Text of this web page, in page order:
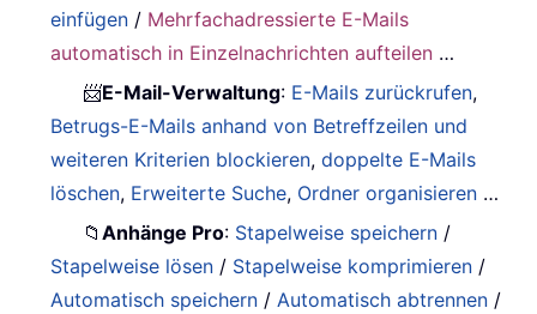
einfügen / Mehrfachadressierte E-Mails
automatisch in Einzelnachrichten aufteilen …
📨E-Mail-Verwaltung: E-Mails zurückrufen,
Betrugs-E-Mails anhand von Betreffzeilen und
weiteren Kriterien blockieren,doppelte E-Mails
löschen, Erweiterte Suche, Ordner organisieren …
📁Anhänge Pro: Stapelweise speichern /
Stapelweise lösen / Stapelweise komprimieren /
Automatisch speichern /Automatisch abtrennen /